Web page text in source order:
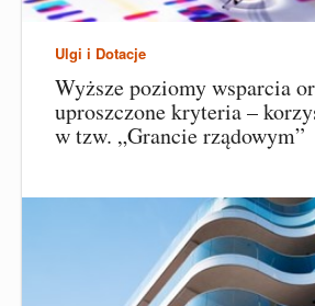
Ulgi i Dotacje
Wyższe poziomy wsparcia
uproszczone kryteria –
w tzw. „Grancie rządowym”